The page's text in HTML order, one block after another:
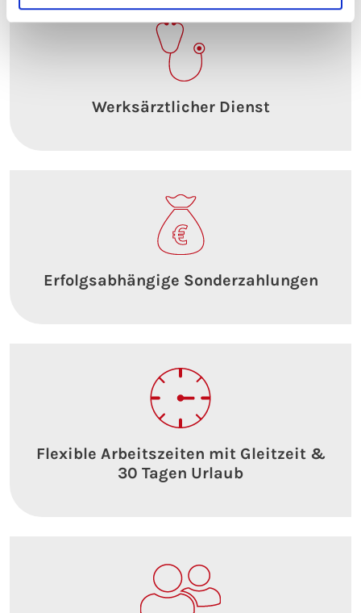
Werksärztlicher Dienst
Erfolgsabhängige Sonderzahlungen
Flexible Arbeitszeiten mit Gleitzeit &
30 Tagen Urlaub